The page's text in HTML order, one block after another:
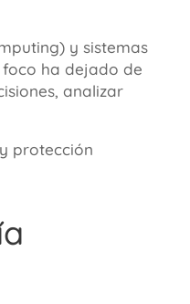
) y sistemas
foco ha dejado de
analizar
protección